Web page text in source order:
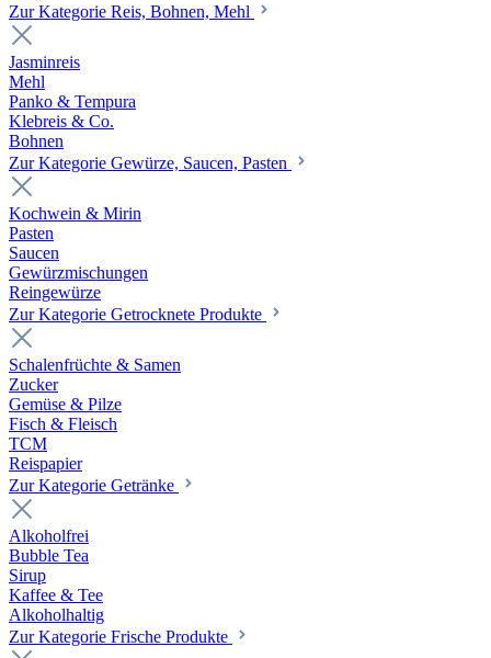
Zur Kategorie Reis, Bohnen, Mehl
Jasminreis
Mehl
Panko & Tempura
Klebreis & Co.
Bohnen
Zur Kategorie Gewürze, Saucen, Pasten
Kochwein & Mirin
Pasten
Saucen
Gewürzmischungen
Reingewürze
Zur Kategorie Getrocknete Produkte
Schalenfrüchte & Samen
Zucker
Gemüse & Pilze
Fisch & Fleisch
TCM
Reispapier
Zur Kategorie Getränke
Alkoholfrei
Bubble Tea
Sirup
Kaffee & Tee
Alkoholhaltig
Zur Kategorie Frische Produkte